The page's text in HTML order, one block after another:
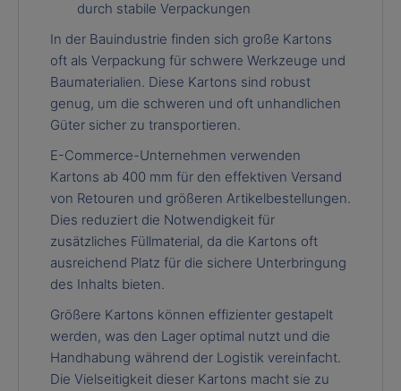
durch stabile Verpackungen
In der Bauindustrie finden sich große Kartons
oft als Verpackung für schwere Werkzeuge und
Baumaterialien. Diese Kartons sind robust
genug, um die schweren und oft unhandlichen
Güter sicher zu transportieren.
E-Commerce-Unternehmen verwenden
Kartons ab 400 mm für den effektiven Versand
von Retouren und größeren Artikelbestellungen.
Dies reduziert die Notwendigkeit für
zusätzliches Füllmaterial, da die Kartons oft
ausreichend Platz für die sichere Unterbringung
des Inhalts bieten.
Größere Kartons können effizienter gestapelt
werden, was den Lager optimal nutzt und die
Handhabung während der Logistik vereinfacht.
Die Vielseitigkeit dieser Kartons macht sie zu